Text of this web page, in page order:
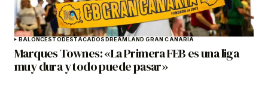
BALONCESTODESTACADOSDREAMLAND GRAN CANARIA
Marques Townes: «La Primera FEB es una liga
muy dura y todo puede pasar»